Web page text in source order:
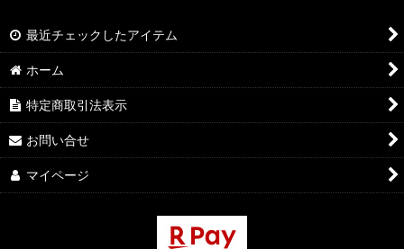
最近チェックしたアイテム
ホーム
特定商取引法表示
お問い合せ
マイページ